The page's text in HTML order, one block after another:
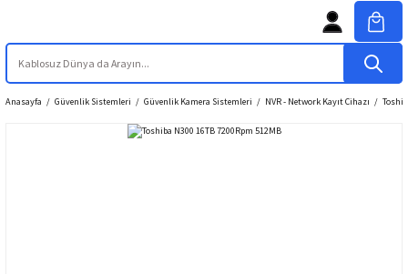
Anasayfa Güvenlik Sistemleri Güvenlik Kamera Sistemleri NVR - Network Kayıt Cihazı